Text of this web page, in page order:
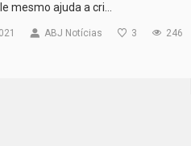
mesmo ajuda a cri…
ABJ Notícias 3 246